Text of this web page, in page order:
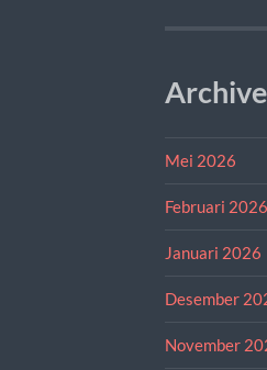
Mei 2026
Februari 2026
Januari 2026
Desember
November